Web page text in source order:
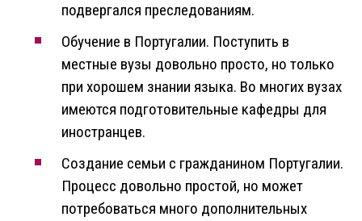
подвергался преследованиям.
Обучение в Португалии. Поступить в
местные вузы довольно просто, но только
при хорошем знании языка. Во многих вузах
имеются подготовительные кафедры для
иностранцев.
Создание семьи с гражданином Португалии.
Процесс довольно простой, но может
потребоваться много дополнительных